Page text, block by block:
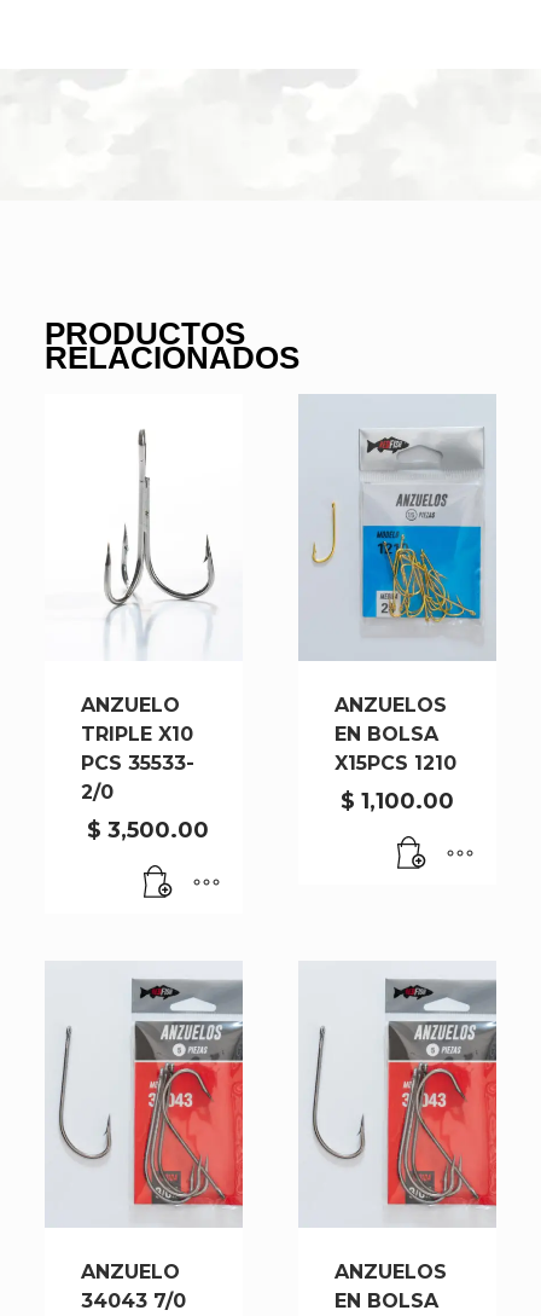
PRODUCTOS
RELACIONADOS
ANZUELO
TRIPLE X10
PCS 35533-
2/0
$ 3,500.00
ANZUELOS
EN BOLSA
X15PCS 1210
$ 1,100.00
ANZUELO
34043 7/0
ANZUELOS
EN BOLSA